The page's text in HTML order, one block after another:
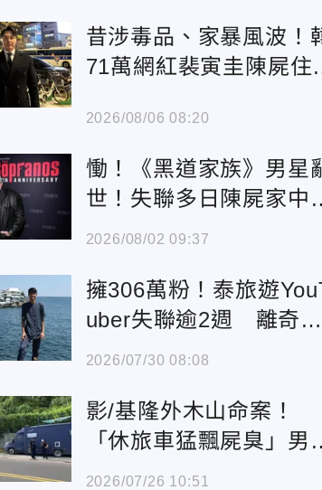
昔涉毒品、家暴風波！
71萬網紅裴寅圭陳屍住
2026/08/06 08:20
慟！《黑道家族》男星
世！失聯多日陳屍家
享壽80歲
2026/08/02 09:37
擁306萬粉！泰旅遊
uber失聯逾2週 離奇陳
屍飯店
2026/07/30 08:08
影/基隆外木山命案！
「休旅車猛飄屍臭」男
駛氣絕多時
2026/07/26 10:51